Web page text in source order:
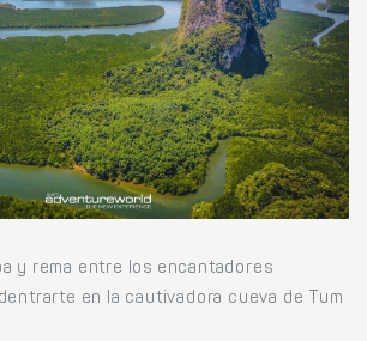
y rema entre los encantadores
en la cautivadora cueva de Tum